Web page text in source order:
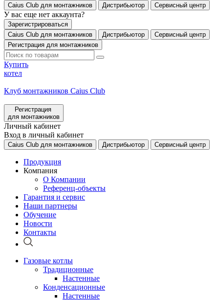
Caius Club для монтажников Дистрибьютор Сервисный центр
У вас еще нет аккаунта?
Зарегистрироваться
Caius Club для монтажников
Дистрибьютор
Сервисный центр
Регистрация для монтажников
Купить
котел
Клуб монтажников Caius Club
Регистрация
для монтажников
Личный кабинет
Вход в личный кабинет
Caius Club для монтажников Дистрибьютор Сервисный центр
Продукция
Компания
О Компании
Референц-объекты
Гарантия и сервис
Наши партнеры
Обучение
Новости
Контакты
Газовые котлы
Традиционные
Настенные
Конденсационные
Настенные